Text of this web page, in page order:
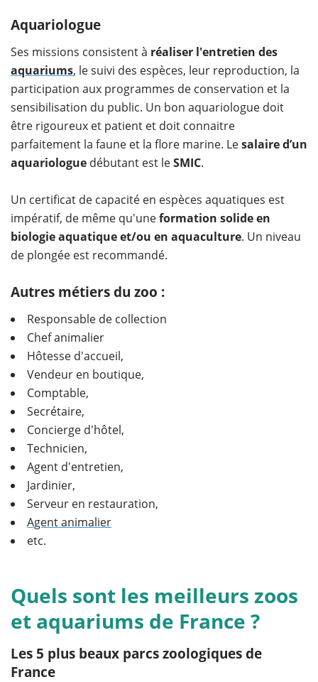
Aquariologue
Ses missions consistent à réaliser l'entretien des
aquariums, le suivi des espèces, leur reproduction, la
participation aux programmes de conservation et la
sensibilisation du public. Un bon aquariologue doit
être rigoureux et patient et doit connaitre
parfaitement la faune et la flore marine. Lesalaire d’un
aquariologue débutant est leSMIC.
Un certificat de capacité en espèces aquatiques est
impératif, de même qu'uneformation solide en
biologie aquatique et/ou en aquaculture. Un niveau
de plongée est recommandé.
Autres métiers du zoo :
Responsable de collection
Chef animalier
Hôtesse d'accueil,
Vendeur en boutique,
Comptable,
Secrétaire,
Concierge d'hôtel,
Technicien,
Agent d'entretien,
Jardinier,
Serveur en restauration,
Agent animalier
etc.
Quels sont les meilleurs zoos
et aquariums de France ?
Les 5 plus beaux parcs zoologiques de
France